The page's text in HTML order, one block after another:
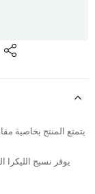
يتمتع المنتج بخاصية
يوفر نسيج الليكرا